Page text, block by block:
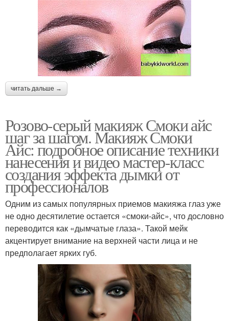
читать дальше →
Розово-серый макияж Смоки айс
шаг за шагом. Макияж Смоки
Айс: подробное описание техники
нанесения и видео мастер-класс
создания эффекта дымки от
профессионалов
Одним из самых популярных приемов макияжа глаз уже
не одно десятилетие остается «смоки-айс», что дословно
переводится как «дымчатые глаза». Такой мейк
акцентирует внимание на верхней части лица и не
предполагает ярких губ.